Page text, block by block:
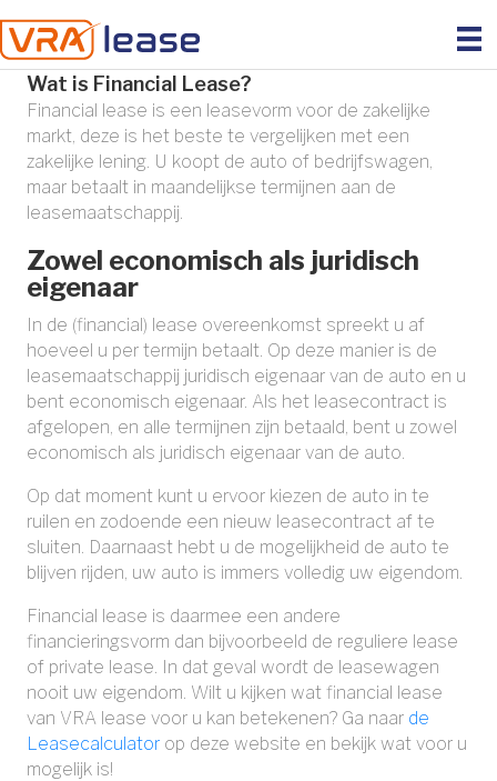
Wat is Financial Lease?
Financial lease is een leasevorm voor de zakelijke
markt, deze is het beste te vergelijken met een
zakelijke lening. U koopt de auto of bedrijfswagen,
maar betaalt in maandelijkse termijnen aan de
leasemaatschappij.
Zowel economisch als juridisch
eigenaar
In de (financial) lease overeenkomst spreekt u af
hoeveel u per termijn betaalt. Op deze manier is de
leasemaatschappij juridisch eigenaar van de auto en u
bent economisch eigenaar. Als het leasecontract is
afgelopen, en alle termijnen zijn betaald, bent u zowel
economisch als juridisch eigenaar van de auto.
Op dat moment kunt u ervoor kiezen de auto in te
ruilen en zodoende een nieuw leasecontract af te
sluiten. Daarnaast hebt u de mogelijkheid de auto te
blijven rijden, uw auto is immers volledig uw eigendom.
Financial lease is daarmee een andere
financieringsvorm dan bijvoorbeeld de reguliere lease
of private lease. In dat geval wordt de leasewagen
nooit uw eigendom. Wilt u kijken wat financial lease
van VRA lease voor u kan betekenen? Ga naar de
Leasecalculator op deze website en bekijk wat voor u
mogelijk is!